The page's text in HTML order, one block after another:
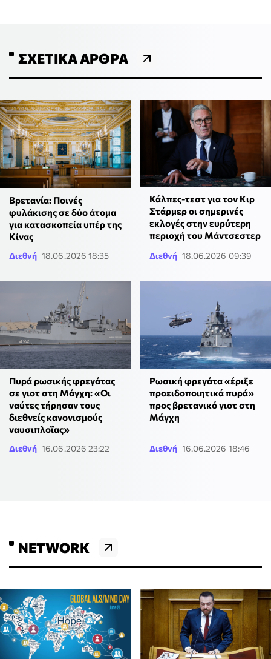
ΣΧΕΤΙΚΆ ΆΡΘΡΑ
Βρετανία: Ποινές
φυλάκισης σε δύο άτομα
για κατασκοπεία υπέρ της
Κίνας
Διεθνή 18.06.2026 18:35
Κάλπες-τεστ για τον Κιρ
Στάρμερ οι σημερινές
εκλογές στην ευρύτερη
περιοχή του Μάντσεστερ
Διεθνή 18.06.2026 09:39
Πυρά ρωσικής φρεγάτας
σε γιοτ στη Μάγχη: «Οι
ναύτες τήρησαν τους
διεθνείς κανονισμούς
ναυσιπλοΐας»
Διεθνή 16.06.2026 23:22
Ρωσική φρεγάτα «έριξε
προειδοποιητικά πυρά»
προς βρετανικό γιοτ στη
Μάγχη
Διεθνή 16.06.2026 18:46
NETWORK